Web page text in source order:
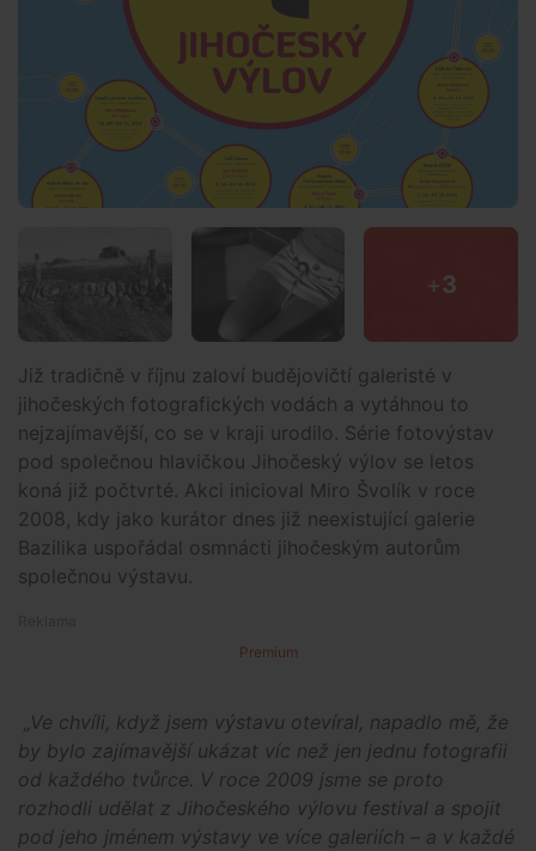
+3
Již tradičně v říjnu zaloví budějovičtí galeristé v
jihočeských fotografických vodách a vytáhnou to
nejzajímavější, co se v kraji urodilo. Série fotovýstav
pod společnou hlavičkou Jihočeský výlov se letos
koná již počtvrté. Akci inicioval Miro Švolík v roce
2008, kdy jako kurátor dnes již neexistující galerie
Bazilika uspořádal osmnácti jihočeským autorům
společnou výstavu.
Premium
„Ve chvíli, když jsem výstavu otevíral, napadlo mě, že
by bylo zajímavější ukázat víc než jen jednu fotografii
od každého tvůrce. V roce 2009 jsme se proto
rozhodli udělat z Jihočeského výlovu festival a spojit
pod jeho jménem výstavy ve více galeriích – a v každé